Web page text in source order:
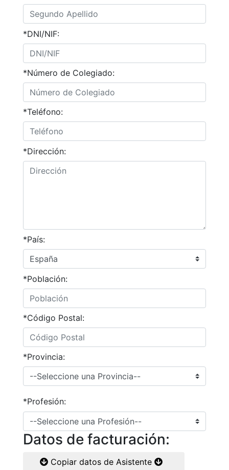
*DNI/NIF:
*Número de Colegiado:
*Teléfono:
*Dirección:
*País:
*Población:
*Código Postal:
*Provincia:
*Profesión:
Datos de facturación:
Copiar datos de Asistente